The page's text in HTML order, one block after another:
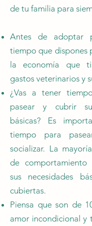
de tu familia para
Antes de adoptar
tiempo que dispones
la economía que
gastos veterinarios y
¿Vas a tener
pasear y cubrir
básicas? Es
tiempo para
socializar. La
de comportamiento
sus necesidades
cubiertas.
Piensa que son de
amor incondicional y